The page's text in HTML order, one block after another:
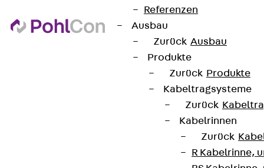
Referenzen
Ausbau
Zurück Ausbau
Produkte
Zurück Produkte
Kabeltragsysteme
Zurück
Kabelrinnen
Zurück
R Kabelrinne,